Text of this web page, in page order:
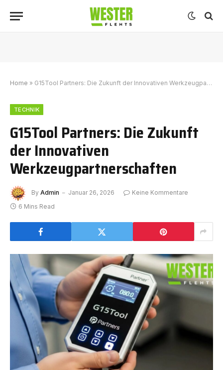
Home » G15Tool Partners: Die Zukunft der Innovativen Werkzeugpartnerschaften
TECHNIK
G15Tool Partners: Die Zukunft
der Innovativen
Werkzeugpartnerschaften
By Admin Januar 26, 2026
Keine Kommentare
6 Mins Read